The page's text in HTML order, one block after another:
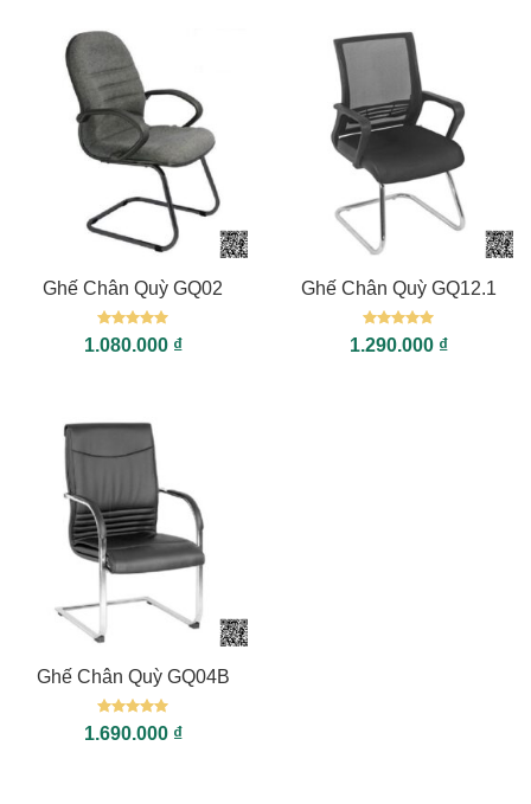
Ghế Chân Quỳ GQ02
Được xếp
hạng55
1.080.000 ₫
Ghế Chân Quỳ GQ12.1
Được xếp
hạng55
1.290.000 ₫
Ghế Chân Quỳ GQ04B
Được xếp
hạng55
1.690.000 ₫